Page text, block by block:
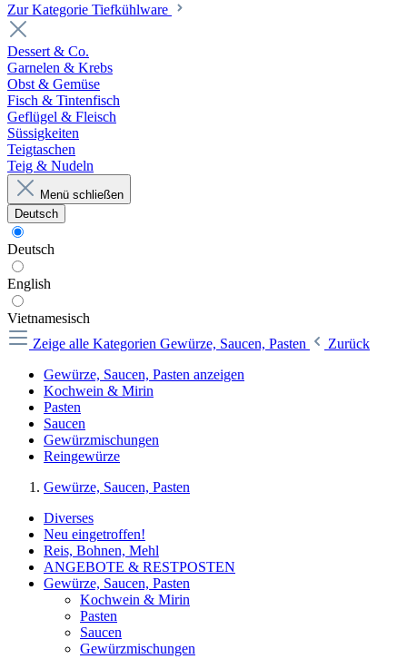
Zur Kategorie Tiefkühlware
Dessert & Co.
Garnelen & Krebs
Obst & Gemüse
Fisch & Tintenfisch
Geflügel & Fleisch
Süssigkeiten
Teigtaschen
Teig & Nudeln
Menü schließen
Deutsch
Deutsch
English
Vietnamesisch
Zeige alle Kategorien Gewürze, Saucen, Pasten
Zurück
Gewürze, Saucen, Pasten anzeigen
Kochwein & Mirin
Pasten
Saucen
Gewürzmischungen
Reingewürze
Gewürze, Saucen, Pasten
Diverses
Neu eingetroffen!
Reis, Bohnen, Mehl
ANGEBOTE & RESTPOSTEN
Gewürze, Saucen, Pasten
Kochwein & Mirin
Pasten
Saucen
Gewürzmischungen